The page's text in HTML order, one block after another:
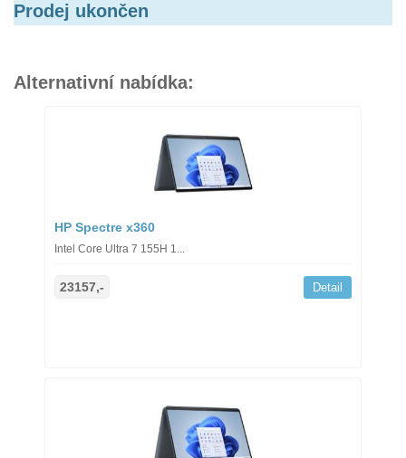
Prodej ukončen
Alternativní nabídka:
HP Spectre x360
Intel Core Ultra 7 155H 1...
23157,- Detail